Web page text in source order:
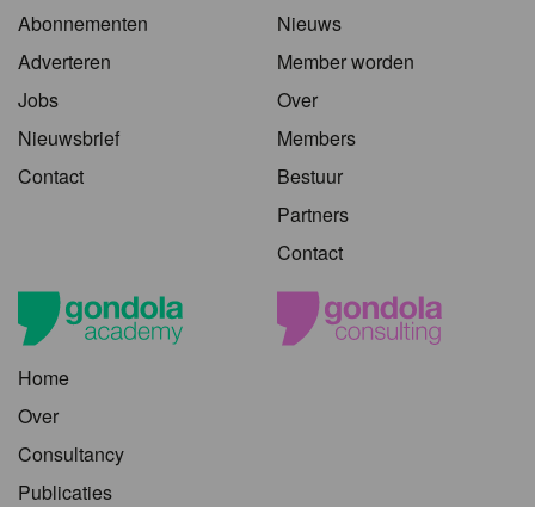
Abonnementen
Adverteren
Jobs
Nieuwsbrief
Contact
Nieuws
Member worden
Over
Members
Bestuur
Partners
Contact
Home
Over
Consultancy
Publicaties